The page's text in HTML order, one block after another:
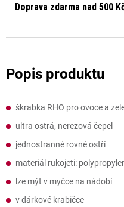
Doprava zdarma nad 500
škrabka RHO pro ovoce a
ultra ostrá, nerezová čepel
jednostranné rovné ostří
materiál rukojeti:
lze mýt v myčce na nádobí
v dárkové krabičce